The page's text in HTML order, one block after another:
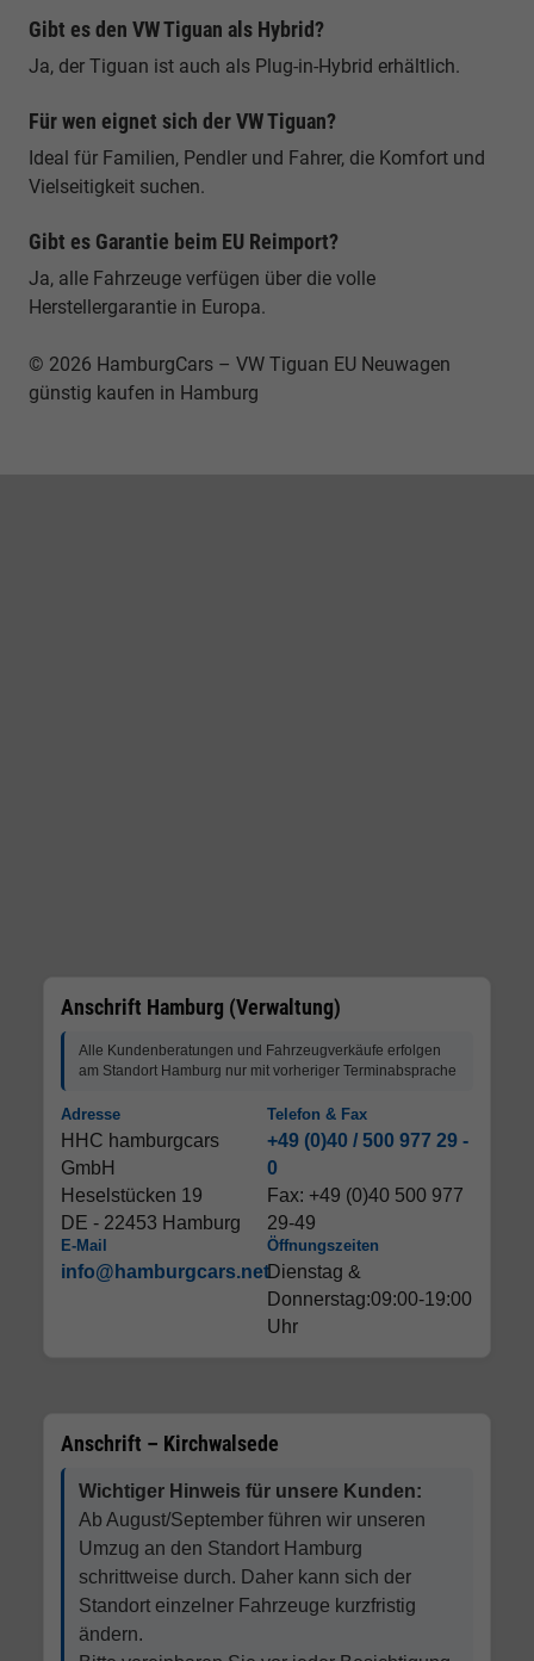
Gibt es den VW Tiguan als Hybrid?
Ja, der Tiguan ist auch als Plug-in-Hybrid erhältlich.
Für wen eignet sich der VW Tiguan?
Ideal für Familien, Pendler und Fahrer, die Komfort und
Vielseitigkeit suchen.
Gibt es Garantie beim EU Reimport?
Ja, alle Fahrzeuge verfügen über die volle
Herstellergarantie in Europa.
© 2026 HamburgCars – VW Tiguan EU Neuwagen
günstig kaufen in Hamburg
Anschrift Hamburg (Verwaltung)
Alle Kundenberatungen und Fahrzeugverkäufe erfolgen
am Standort Hamburg nur mit vorheriger Terminabsprache
Adresse
HHC hamburgcars
GmbH
Heselstücken 19
DE - 22453 Hamburg
Telefon & Fax
+49 (0)40 / 500 977 29 -
0
Fax: +49 (0)40 500 977
29-49
E-Mail
info@hamburgcars.net
Öffnungszeiten
Dienstag &
Donnerstag:09:00-19:00
Uhr
Anschrift – Kirchwalsede
Wichtiger Hinweis für unsere Kunden:
Ab August/September führen wir unseren
Umzug an den Standort Hamburg
schrittweise durch. Daher kann sich der
Standort einzelner Fahrzeuge kurzfristig
ändern.